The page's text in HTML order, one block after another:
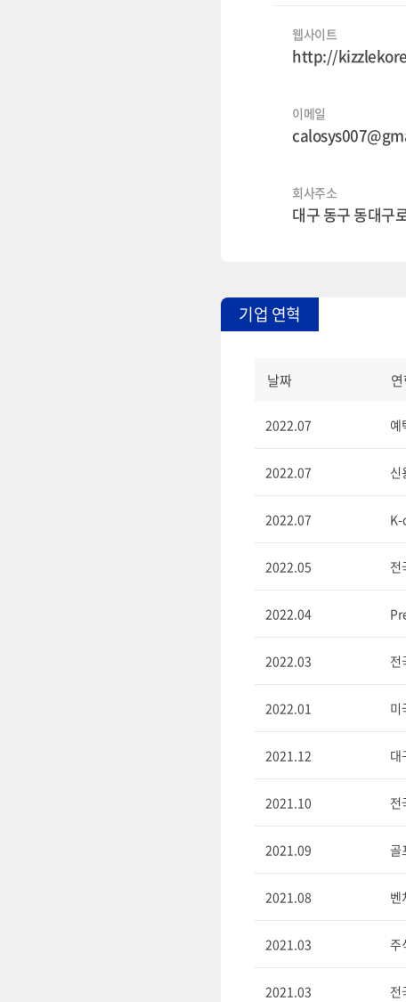
웹사이트
http://
이메일
회사주소
대구 동구 동대구
기업 연혁
날짜
2022.07 예
2022.07 신
2022.07 K-
2022.05 전
2022.04
2022.03 전
2022.01 미
2021.12 대
2021.10 전
2021.09 골
2021.08 벤
2021.03 주
2021.03 전